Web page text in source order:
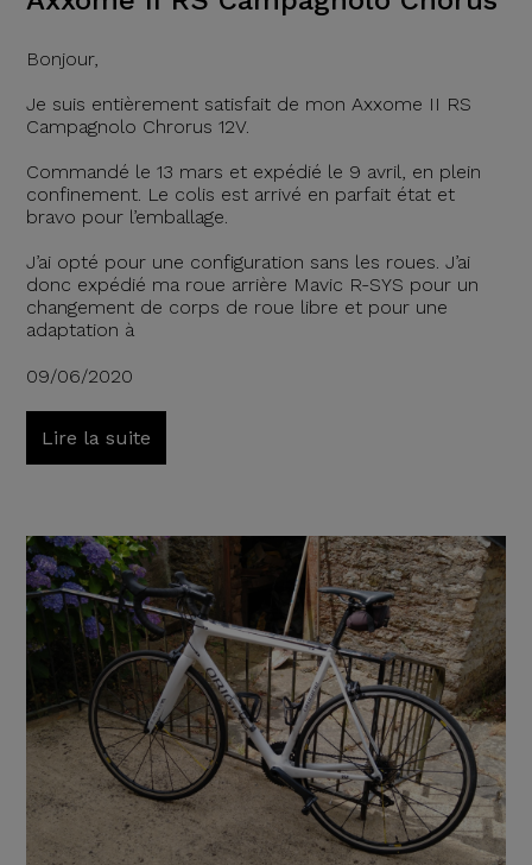
Bonjour,
Je suis entièrement satisfait de mon Axxome II RS
Campagnolo Chrorus 12V.
Commandé le 13 mars et expédié le 9 avril, en plein
confinement. Le colis est arrivé en parfait état et
bravo pour l’emballage.
J’ai opté pour une configuration sans les roues. J’ai
donc expédié ma roue arrière Mavic R-SYS pour un
changement de corps de roue libre et pour une
adaptation à
09/06/2020
Lire la suite